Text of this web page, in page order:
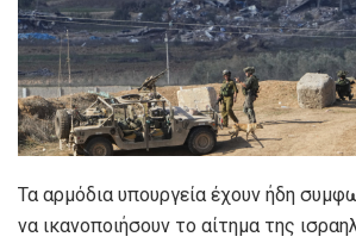
Τα αρμόδια υπουργεία έχουν ήδη
να ικανοποιήσουν το αίτημα της